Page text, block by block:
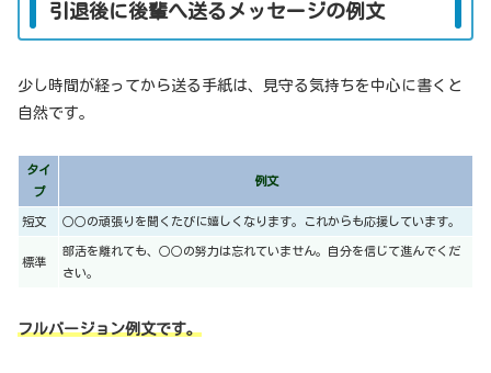
引退後に後輩へ送るメッセージの例文
少し時間が経ってから送る手紙は、見守る気持ちを中心に書くと
自然です。
タイ
プ
例文
短文 ○○の頑張りを聞くたびに嬉しくなります。これからも応援しています。
標準
部活を離れても、○○の努力は忘れていません。自分を信じて進んでくだ
さい。
フルバージョン例文です。